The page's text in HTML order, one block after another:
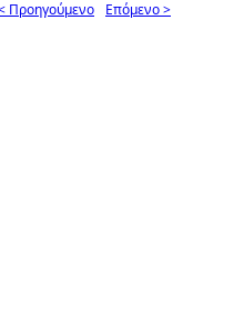
Προηγούμενο Επόμενο >